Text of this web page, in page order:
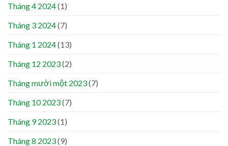
Tháng 4 2024(1)
Tháng 3 2024(7)
Tháng 1 2024(13)
Tháng 12 2023(2)
Tháng mười một 2023(7)
Tháng 10 2023(7)
Tháng 9 2023(1)
Tháng 8 2023(9)